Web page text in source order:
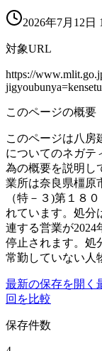
2026年7月12日
対象URL
https://
このページの概要
このページは八房
についてのネガテ
為の概要を説明し
業所は奈良県橿原
（特－３)第１８
れています。処分
連する営業が2024
停止されます。処
常勤していない人
最新の保存を開く
回を比較
保存件数